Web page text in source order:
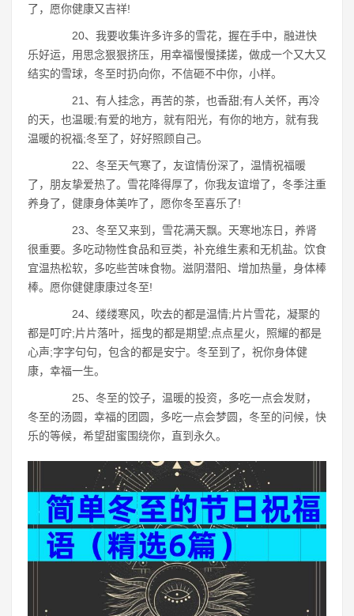
了，愿你健康又吉祥!
20、我要收集许多许多的雪花，握在手中，融进快
乐好运，用思念狠狠挤压，用幸福慢慢揉搓，做成一个又大又
结实的雪球，冬至时扔向你，不信砸不中你，小样。
21、有人挂念，再苦的茶，也香甜;有人关怀，再冷
的天，也温暖;有爱的地方，就有阳光，有你的地方，就有我
温暖的祝福;冬至了，好好照顾自己。
22、冬至天气寒了，友谊情份深了，温情祝福暖
了，朋友挚爱热了。雪花降得厚了，你我友谊增了，冬季注重
养身了，健康身体美咋了，愿你冬至喜乐了!
23、冬至又来到，雪花满天飘。天寒地冻日，养肾
很重要。多吃动物性食品和豆类，补充维生素和无机盐。饮食
宜温热松软，多吃些苦味食物。滋阴潜阳、增加热量，身体棒
棒。愿你健健康康过冬至!
24、缕缕寒风，吹去的都是温情;片片雪花，凝聚的
都是叮咛;片片落叶，摇曳的都是期望;点点星火，照耀的都是
心声;字字句句，包含的都是安宁。冬至到了，祝你身体健
康，幸福一生。
25、冬至的饺子，温暖的投资，多吃一点会发财，
冬至的汤圆，幸福的团圆，多吃一点会梦圆，冬至的问候，快
乐的等候，希望甜蜜围绕你，直到永久。